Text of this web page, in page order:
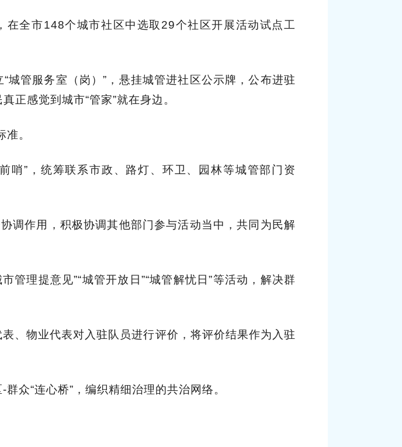
全市148个城市社区中选取29个社区开展活动试点工
城管服务室（岗）”，悬挂城管进社区公示牌，公布进驻
正感觉到城市“管家”就在身边。
。
”，统筹联系市政、路灯、环卫、园林等城管部门资
调作用，积极协调其他部门参与活动当中，共同为民解
管理提意见”“城管开放日”“城管解忧日”等活动，解决群
、物业代表对入驻队员进行评价，将评价结果作为入驻
众“连心桥”，编织精细治理的共治网络。